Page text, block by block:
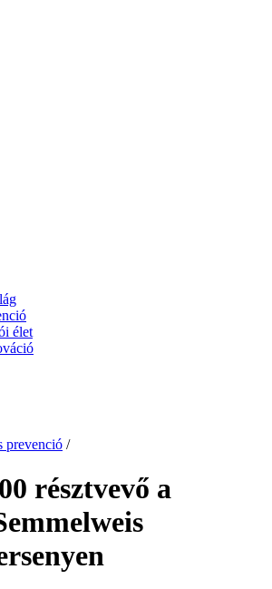
élet
prevenció /
résztvevő a